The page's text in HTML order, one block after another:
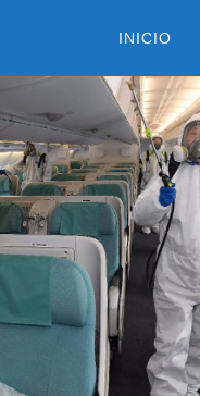
INICIO